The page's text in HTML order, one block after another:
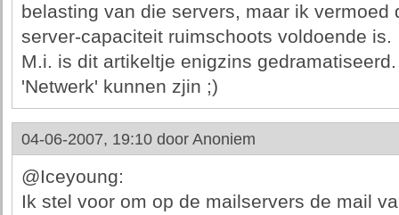
belasting van die servers, maar ik vermoed
server-capaciteit ruimschoots voldoende is.
M.i. is dit artikeltje enigzins
'Netwerk' kunnen zjin ;)
04-06-2007, 19:10 door Anoniem
@Iceyoung:
Ik stel voor om op de mailservers de mail